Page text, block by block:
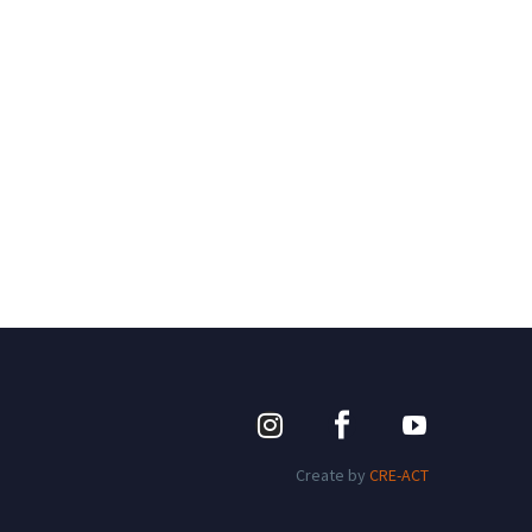
Create by CRE-ACT